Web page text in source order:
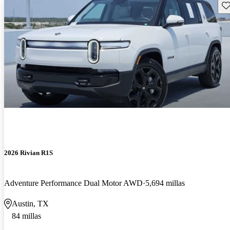
2026 Rivian R1S
Adventure Performance Dual Motor AWD 5,694 millas
Austin, TX
84 millas